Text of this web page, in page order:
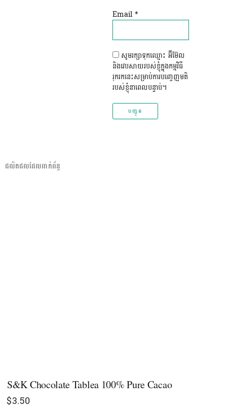
Email *
សូមរក្សាទុកឈ្មោះ អ៊ីម៊ែល
និងវេបសាយរបស់ខ្ញុំក្នុងកម្មវិធី
រុករកនេះសម្រាប់ការបញ្ចេញមតិ
របស់ខ្ញុំនាពេលបន្ទាប់។
ផលិតផលដែលពាក់ព័ន្ធ
S&K Chocolate Tablea 100% Pure Cacao
$3.50